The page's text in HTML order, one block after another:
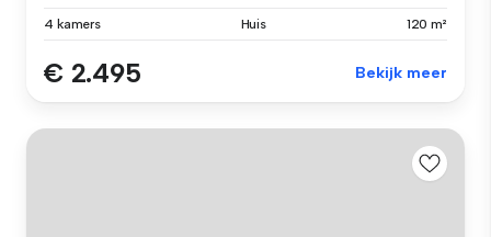
4 kamers Huis 120 m²
€ 2.495 Bekijk meer